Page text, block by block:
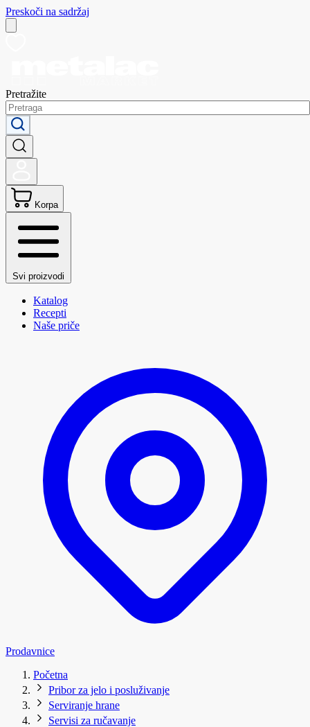
Preskoči na sadržaj
Pretražite
Korpa
Svi proizvodi
Katalog
Recepti
Naše priče
Prodavnice
Početna
Pribor za jelo i posluživanje
Serviranje hrane
Servisi za ručavanje